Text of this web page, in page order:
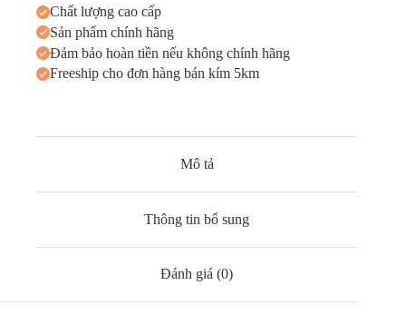
Chất lượng cao cấp
Sản phẩm chính hãng
Đảm bảo hoàn tiền nếu không chính hãng
Freeship cho đơn hàng bán kím 5km
Mô tả
Thông tin bổ sung
Đánh giá (0)